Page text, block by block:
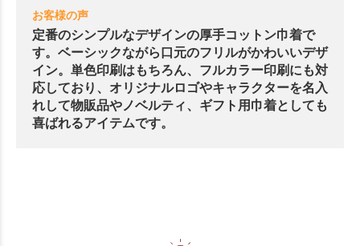
お客様の声
定番のシンプルなデザインの厚手コットン巾着で
す。ベーシックながら口元のフリルがかわいいデザ
イン。単色印刷はもちろん、フルカラー印刷にも対
応しており、オリジナルロゴやキャラクターを名入
れして物販品やノベルティ、ギフト用巾着としても
喜ばれるアイテムです。